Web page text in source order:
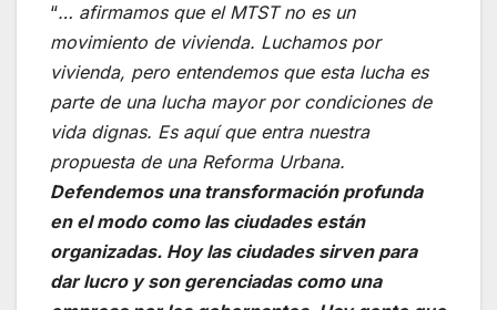
“… afirmamos que el MTST no es un
movimiento de vivienda. Luchamos por
vivienda, pero entendemos que esta lucha es
parte de una lucha mayor por condiciones de
vida dignas. Es aquí que entra nuestra
propuesta de una Reforma Urbana.
Defendemos una transformación profunda
en el modo como las ciudades están
organizadas. Hoy las ciudades sirven para
dar lucro y son gerenciadas como una